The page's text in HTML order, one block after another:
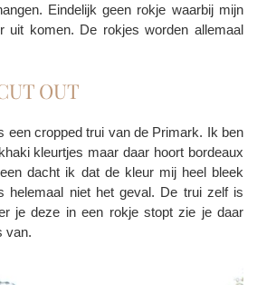
Eindelijk geen rokje waarbij mijn
uit komen. De rokjes worden allemaal
OUT
een cropped trui van de Primark. Ik ben
kleurtjes maar daar hoort bordeaux
dacht ik dat de kleur mij heel bleek
helemaal niet het geval. De trui zelf is
je deze in een rokje stopt zie je daar
van.